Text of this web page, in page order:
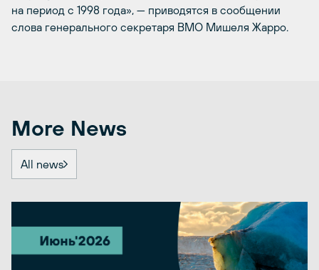
на период с 1998 года», — приводятся в сообщении
слова генерального секретаря ВМО Мишеля Жарро.
More News
All news